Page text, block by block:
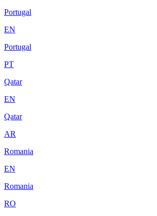
Portugal
EN
Portugal
PT
Qatar
EN
Qatar
AR
Romania
EN
Romania
RO